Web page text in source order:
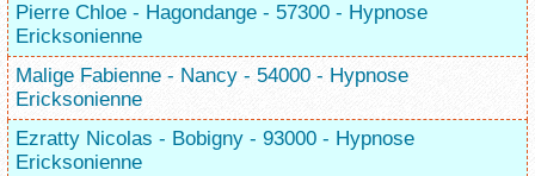
Pierre Chloe - Hagondange - 57300 - Hypnose
Ericksonienne
Malige Fabienne - Nancy - 54000 - Hypnose
Ericksonienne
Ezratty Nicolas - Bobigny - 93000 - Hypnose
Ericksonienne